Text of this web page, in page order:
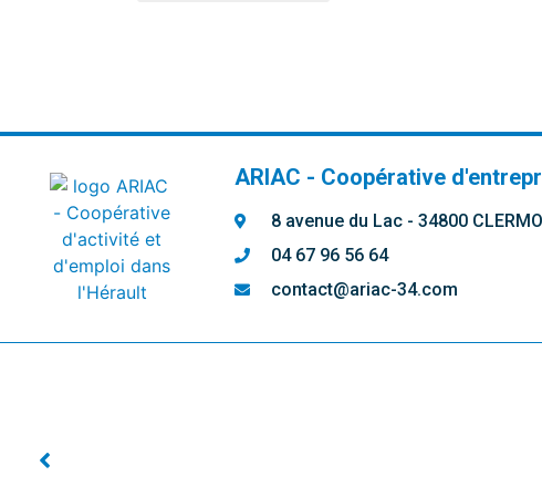
ARIAC - Coopérative
8 avenue du Lac - 34800
04 67 96 56 64
contact@ariac-34.com